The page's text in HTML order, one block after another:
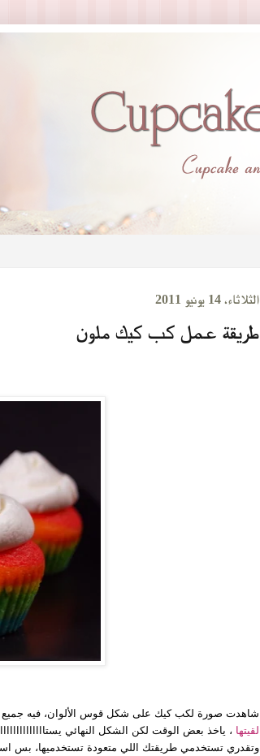
الثلاثاء، 14 يونيو 2011
طريقة عمل كب كيك ملون
شاهدت صورة لكب كيك على شكل قوس الألوان، فيه جميع
لقيتها ، ياخذ بعض الوقت لكن الشكل النهائي
وتقدري تستخدمي طريقتك اللي متعودة تستخدميها، بس